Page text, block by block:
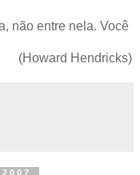
não entre nela. Você
(Howard Hendricks)